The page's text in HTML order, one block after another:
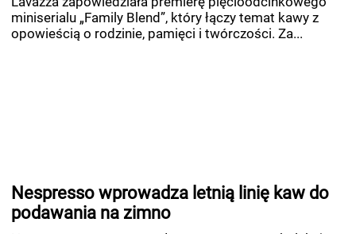
miniserialu „Family Blend”, który łączy temat kawy z
opowieścią o rodzinie, pamięci i twórczości. Za...
Nespresso wprowadza letnią linię kaw do
podawania na zimno